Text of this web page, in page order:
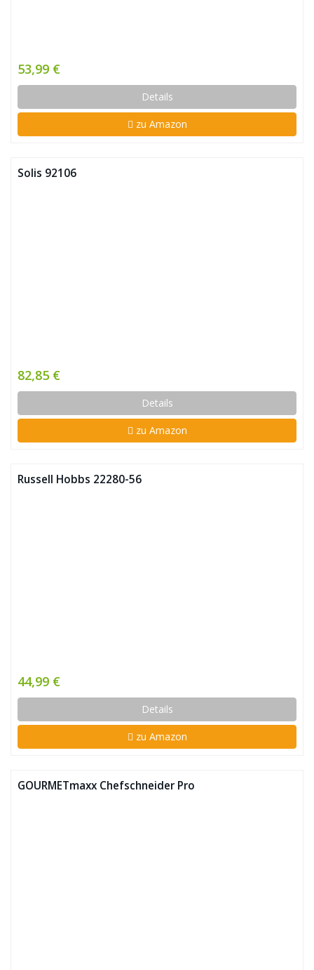
53,99 €
Details
zu Amazon
Solis 92106
82,85 €
Details
zu Amazon
Russell Hobbs 22280-56
44,99 €
Details
zu Amazon
GOURMETmaxx Chefschneider Pro